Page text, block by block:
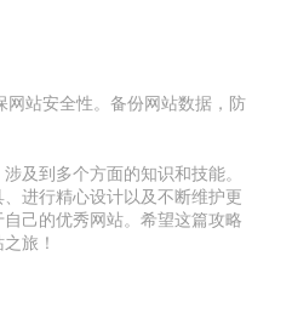
网站安全性。备份网站数据，防
及到多个方面的知识和技能。
进行精心设计以及不断维护更
己的优秀网站。希望这篇攻略
旅！